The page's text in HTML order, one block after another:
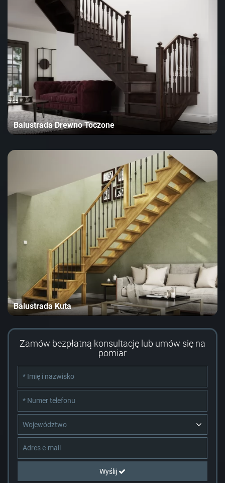
Balustrada Drewno Toczone
Balustrada Kuta
Zamów bezpłatną konsultację lub umów się na
pomiar
Województwo
Wyślij